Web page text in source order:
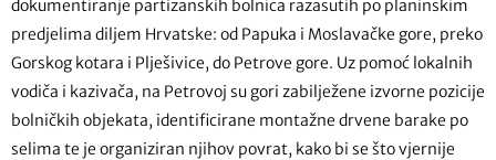
dokumentiranje partizanskih bolnica razasutih po planinskim
predjelima diljem Hrvatske: od Papuka i Moslavačke gore, preko
Gorskog kotara i Plješivice, do Petrove gore. Uz pomoć lokalnih
vodiča i kazivača, na Petrovoj su gori zabilježene izvorne pozicije
bolničkih objekata, identificirane montažne drvene barake po
selima te je organiziran njihov povrat, kako bi se što vjernije